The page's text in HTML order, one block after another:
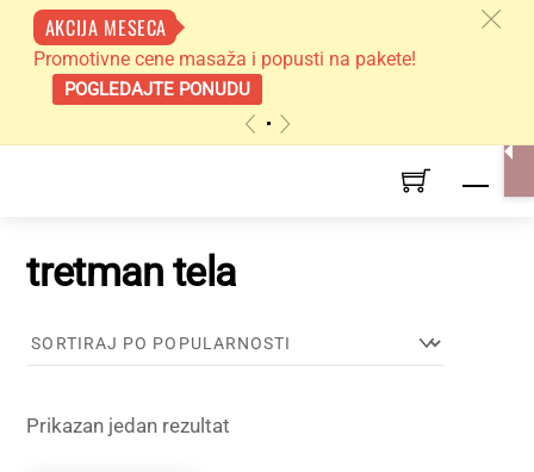
AKCIJA MESECA
Promotivne cene masaža i popusti na pakete!
POGLEDAJTE PONUDU
c
tretman tela
Prikazan jedan rezultat